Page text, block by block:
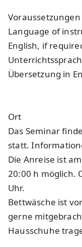
Voraussetzungen
Language of
English, if
Übersetzung in
Ort
Das Seminar
statt.
Die Anreise ist
20:00 h möglich.
Uhr.
Bettwäsche ist
gerne
Hausschuhe